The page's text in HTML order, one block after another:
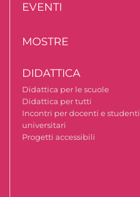
EVENTI
MOSTRE
DIDATTICA
Didattica per le scuole
Didattica per tutti
Incontri per docenti e studenti
universitari
Progetti accessibili